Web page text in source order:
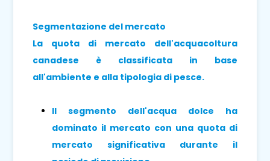
Segmentazione del mercato
La quota di mercato dell'acquacoltura
canadese è classificata in base
all'ambiente e alla tipologia di pesce.
Il segmento dell'acqua dolce ha
dominato il mercato con una quota di
mercato significativa durante il